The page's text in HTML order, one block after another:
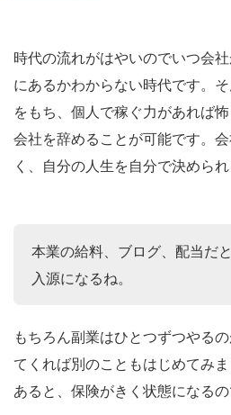
時代の流れがはやいのでいつ会
にあるかわからない時代です。
をもち、個人で稼ぐ力があれば
会社を辞めることが可能です。
く、自分の人生を自分で決めら
本業の給料、ブログ、配当だ
入源になるね。
もちろん副業はひとつずつやる
てくれば別のこともはじめてみ
あると、保険がきく状態になるの